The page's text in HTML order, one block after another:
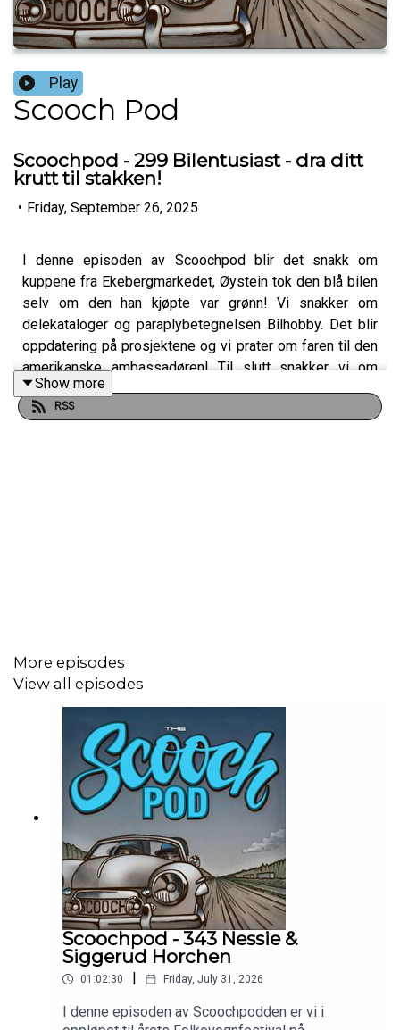
Play
Scooch Pod
Scoochpod - 299 Bilentusiast - dra ditt
krutt til stakken!
• Friday, September 26, 2025
I denne episoden av Scoochpod blir det snakk om
kuppene fra Ekebergmarkedet, Øystein tok den blå bilen
selv om den han kjøpte var grønn! Vi snakker om
delekataloger og paraplybetegnelsen Bilhobby. Det blir
oppdatering på prosjektene og vi prater om faren til den
amerikanske ambassadøren! Til slutt snakker vi om
viktigheten av å faktisk ta med bilen på treff! Det er
fantastisk at du kommer, men husk at bilene er viktige
Instagram: https://www.instagram.com/scoochpod/
Show more
RSS
More episodes
View all episodes
Scoochpod - 343 Nessie &
Siggerud Horchen
01:02:30 Friday, July 31, 2026
I denne episoden av Scoochpodden er vi i